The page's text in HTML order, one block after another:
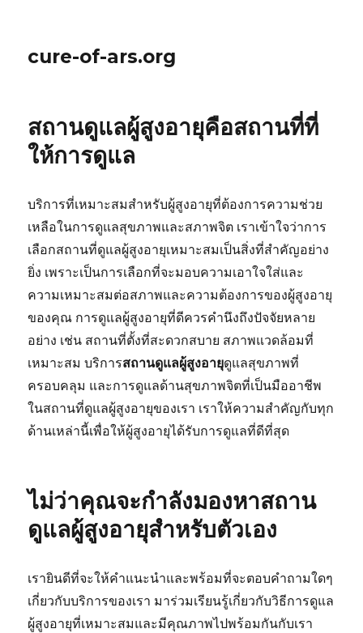
cure-of-ars.org
สถานดูแลผู้สูงอายุคือสถานที่ที่
ให้การดูแล
บริการที่เหมาะสมสำหรับผู้สูงอายุที่ต้องการความช่วย
เหลือในการดูแลสุขภาพและสภาพจิต เราเข้าใจว่าการ
เลือกสถานที่ดูแลผู้สูงอายุเหมาะสมเป็นสิ่งที่สำคัญอย่าง
ยิ่ง เพราะเป็นการเลือกที่จะมอบความเอาใจใส่และ
ความเหมาะสมต่อสภาพและความต้องการของผู้สูงอายุ
ของคุณ การดูแลผู้สูงอายุที่ดีควรคำนึงถึงปัจจัยหลาย
อย่าง เช่น สถานที่ตั้งที่สะดวกสบาย สภาพแวดล้อมที่
เหมาะสม บริการสถานดูแลผู้สูงอายุดูแลสุขภาพที่
ครอบคลุม และการดูแลด้านสุขภาพจิตที่เป็นมืออาชีพ
ในสถานที่ดูแลผู้สูงอายุของเรา เราให้ความสำคัญกับทุก
ด้านเหล่านี้เพื่อให้ผู้สูงอายุได้รับการดูแลที่ดีที่สุด
ไม่ว่าคุณจะกำลังมองหาสถาน
ดูแลผู้สูงอายุสำหรับตัวเอง
เรายินดีที่จะให้คำแนะนำและพร้อมที่จะตอบคำถามใดๆ
เกี่ยวกับบริการของเรา มาร่วมเรียนรู้เกี่ยวกับวิธีการดูแล
ผู้สูงอายุที่เหมาะสมและมีคุณภาพไปพร้อมกันกับเรา